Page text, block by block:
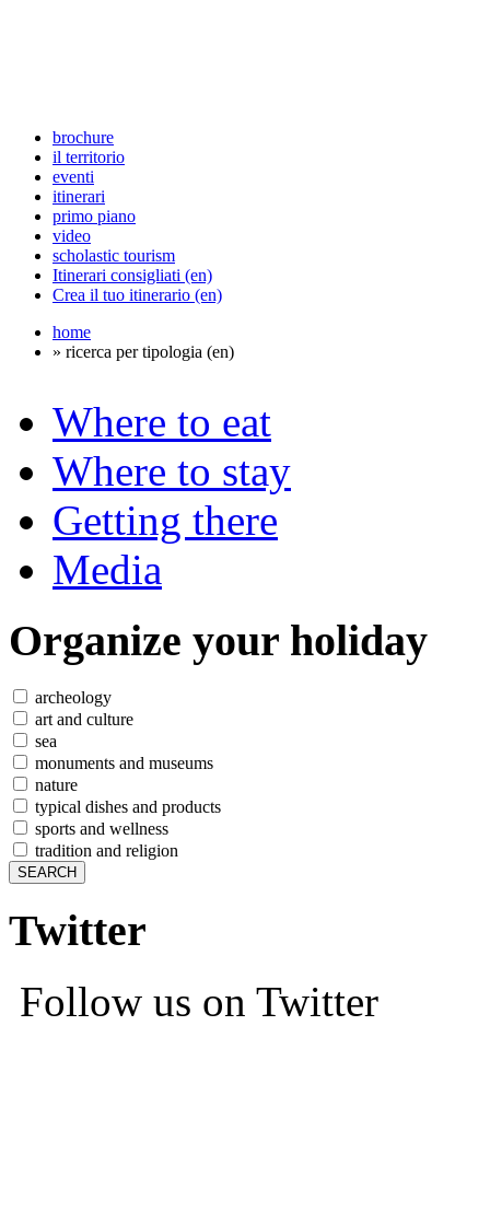
brochure
il territorio
eventi
itinerari
primo piano
video
scholastic tourism
Itinerari consigliati (en)
Crea il tuo itinerario (en)
home
» ricerca per tipologia (en)
Where to eat
Where to stay
Getting there
Media
Organize your holiday
archeology
art and culture
sea
monuments and museums
nature
typical dishes and products
sports and wellness
tradition and religion
Twitter
Follow us on Twitter